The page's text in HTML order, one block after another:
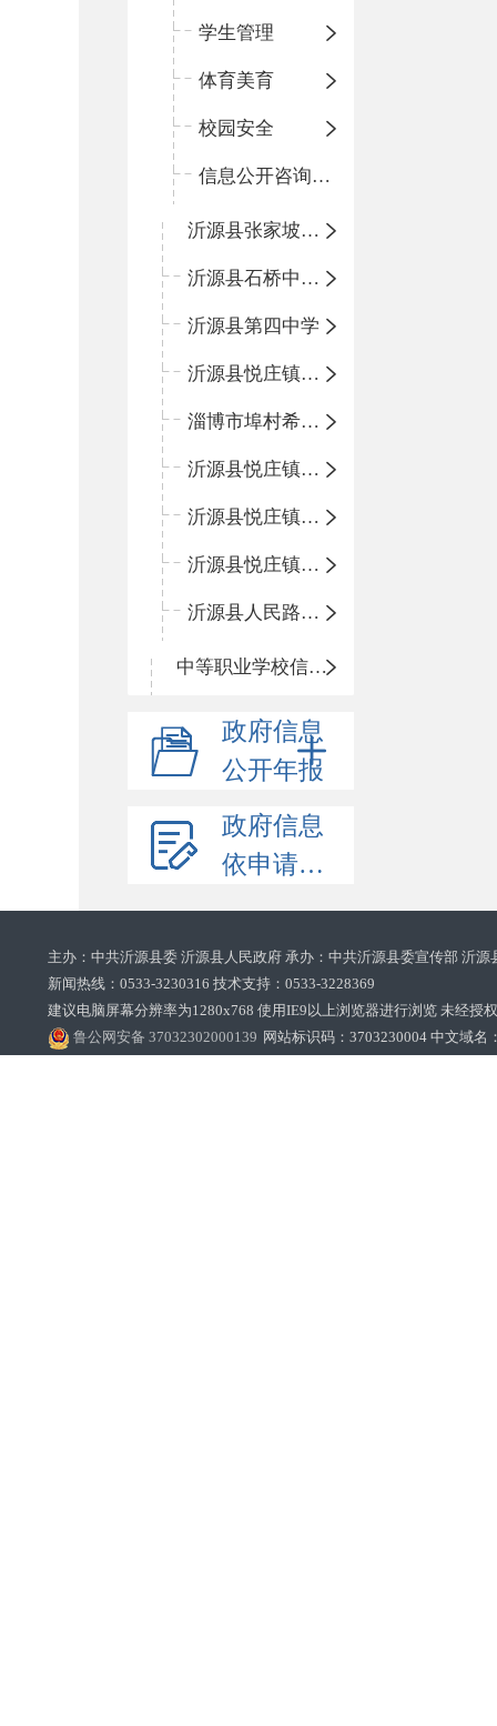
学生管理
体育美育
校园安全
信息公开咨询指南
沂源县张家坡中心学校
沂源县石桥中心学校
沂源县第四中学
沂源县悦庄镇中心小学
淄博市埠村希望小学
沂源县悦庄镇青龙山小学
沂源县悦庄镇鲍庄完小
沂源县悦庄镇赵庄小学
沂源县人民路小学
中等职业学校信息公开
政府信息
公开年报
政府信息
依申请公开
主办：中共沂源县委 沂源县人民政府 承办：中共沂源县委宣传部 沂
新闻热线：0533-3230316 技术支持：0533-3228369‌‌
建议电脑屏幕分辨率为1280x768 使用IE9以上浏览器进行浏览 未经授
鲁公网安备 37032302000139 网站标识码：3703230004 中文域名